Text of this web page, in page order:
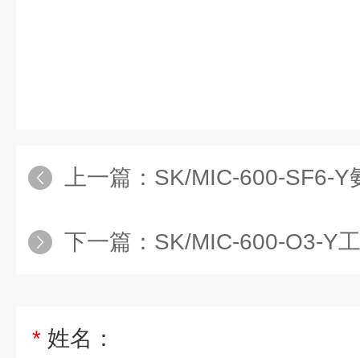
上一篇： SK/MIC-600-SF6-Y氨气六
下一篇： SK/MIC-600-O3-Y
* 姓名：